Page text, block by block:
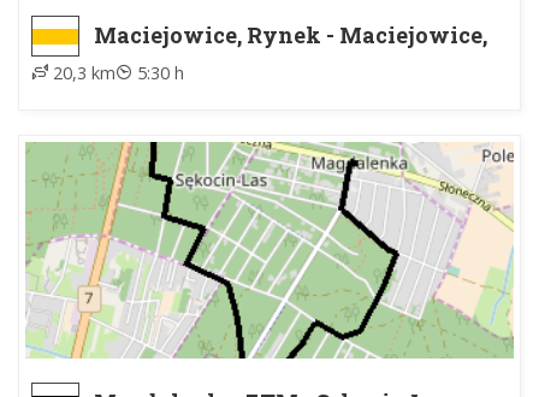
Maciejowice, Rynek - Maciejowice,
Rynek
20,3 km 5:30 h